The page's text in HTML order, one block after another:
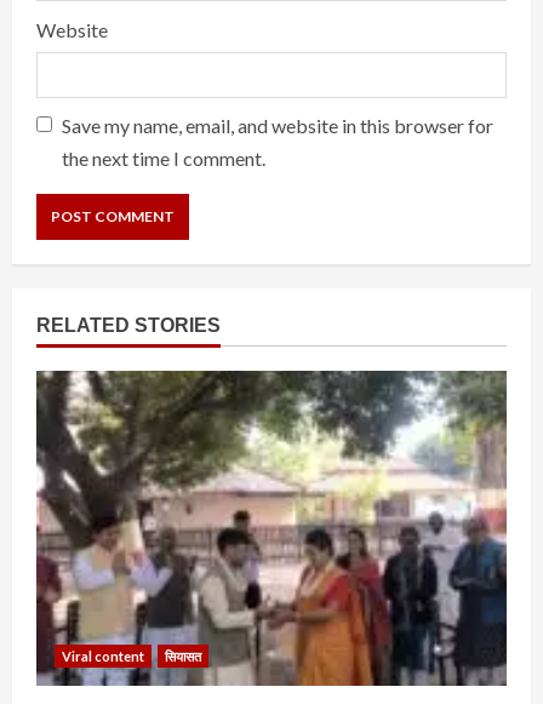
Website
Save my name, email, and website in this browser for
the next time I comment.
RELATED STORIES
Viral content सियासत